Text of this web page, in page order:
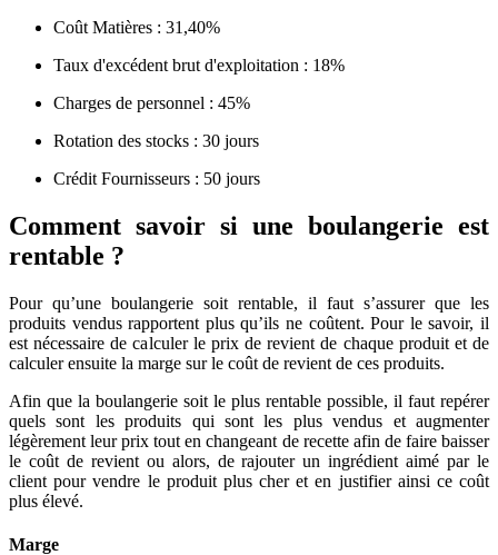
Coût Matières : 31,40%
Taux d'excédent brut d'exploitation : 18%
Charges de personnel : 45%
Rotation des stocks : 30 jours
Crédit Fournisseurs : 50 jours
Comment savoir si une boulangerie est
rentable ?
Pour qu’une boulangerie soit rentable, il faut s’assurer que les
produits vendus rapportent plus qu’ils ne coûtent. Pour le savoir, il
est nécessaire de calculer le prix de revient de chaque produit et de
calculer ensuite la marge sur le coût de revient de ces produits.
Afin que la boulangerie soit le plus rentable possible, il faut repérer
quels sont les produits qui sont les plus vendus et augmenter
légèrement leur prix tout en changeant de recette afin de faire baisser
le coût de revient ou alors, de rajouter un ingrédient aimé par le
client pour vendre le produit plus cher et en justifier ainsi ce coût
plus élevé.
Marge